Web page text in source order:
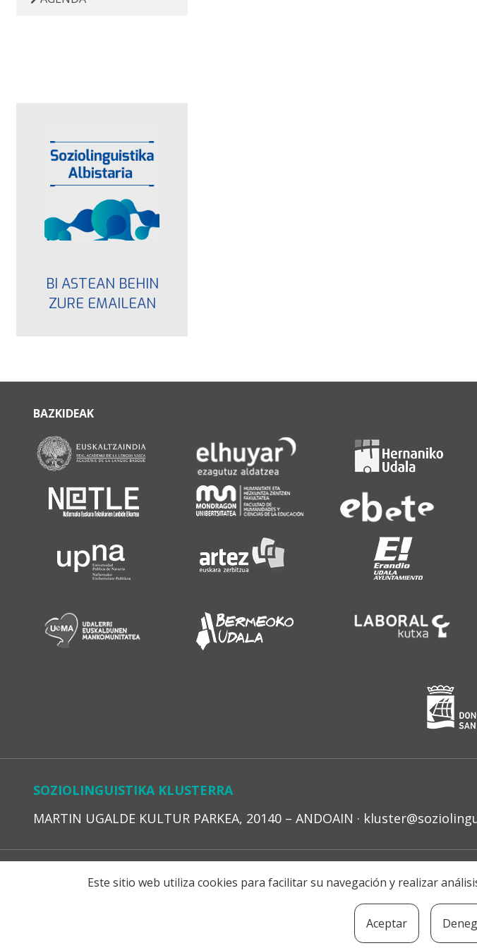
BI ASTEAN BEHIN
ZURE EMAILEAN
BAZKIDEAK
SOZIOLINGUISTIKA KLUSTERRA
MARTIN UGALDE KULTUR PARKEA, 20140 – ANDOAIN ·
© 2021
Este sitio web utiliza cookies para facilitar su navegación y realizar
Aceptar